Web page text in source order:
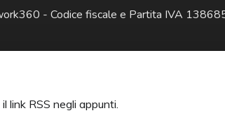
- Codice fiscale e Partita IVA
link RSS negli appunti.